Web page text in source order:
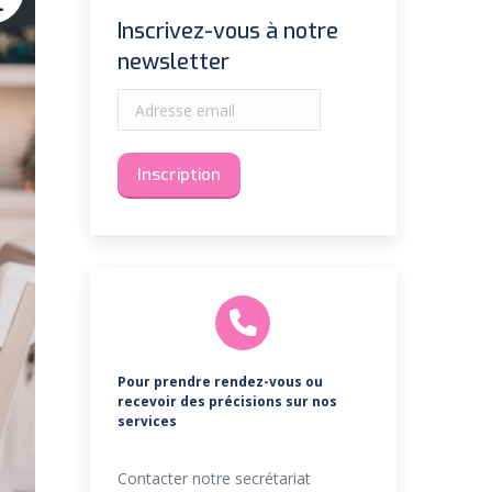
Inscrivez-vous à notre
newsletter
Pour prendre rendez-vous ou
recevoir des précisions sur nos
services
Contacter notre secrétariat